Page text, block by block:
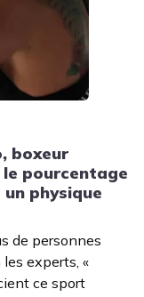
boxeur
pourcentage
physique
de personnes
les experts, «
ce sport